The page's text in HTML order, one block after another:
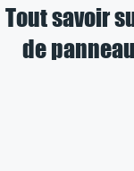
Tout savoir
de